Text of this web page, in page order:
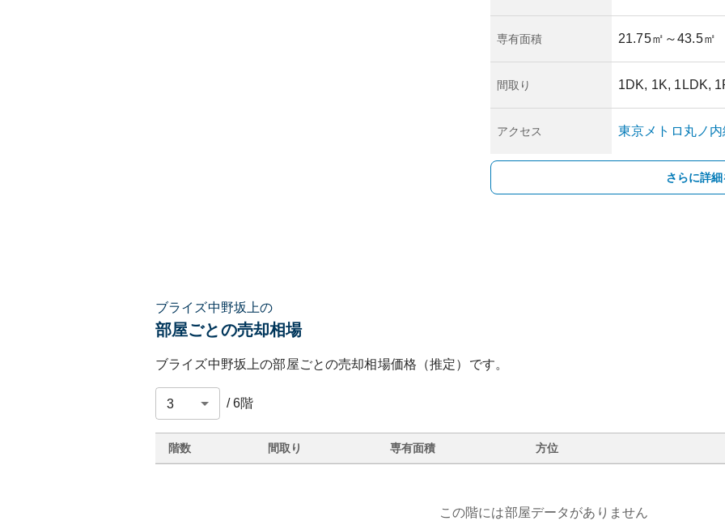
専有面積 21.75㎡ ～43.5㎡
間取り 1DK, 1K, 1LDK,
アクセス 東京メトロ丸ノ
さらに詳
ブライズ中野坂上の
部屋ごとの売却相場
ブライズ中野坂上の部屋ごとの売却相場価格（推定）です。
/6階
階数 間取り 専有面積 方位
この階には部屋データがありません